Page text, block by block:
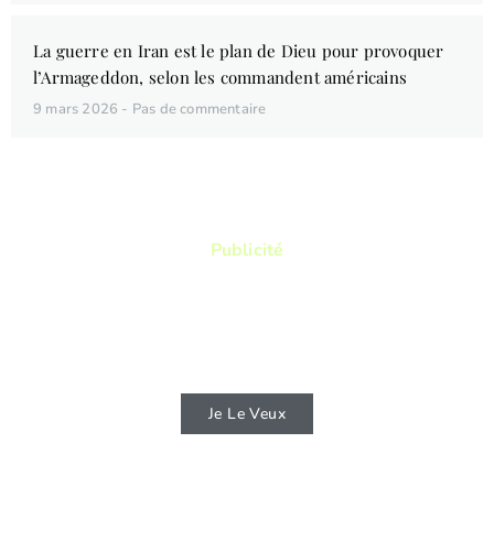
La guerre en Iran est le plan de Dieu pour provoquer
l’Armageddon, selon les commandent américains
9 mars 2026 Pas de commentaire
Publicité
Je Le Veux